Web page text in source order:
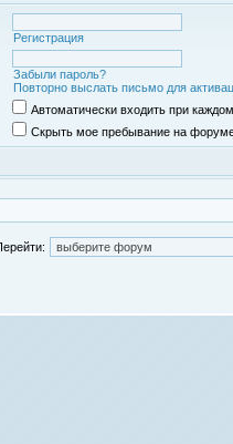
Регистрация
Забыли пароль?
Повторно выслать письмо для
Автоматически входить при
Скрыть мое пребывание на форуме